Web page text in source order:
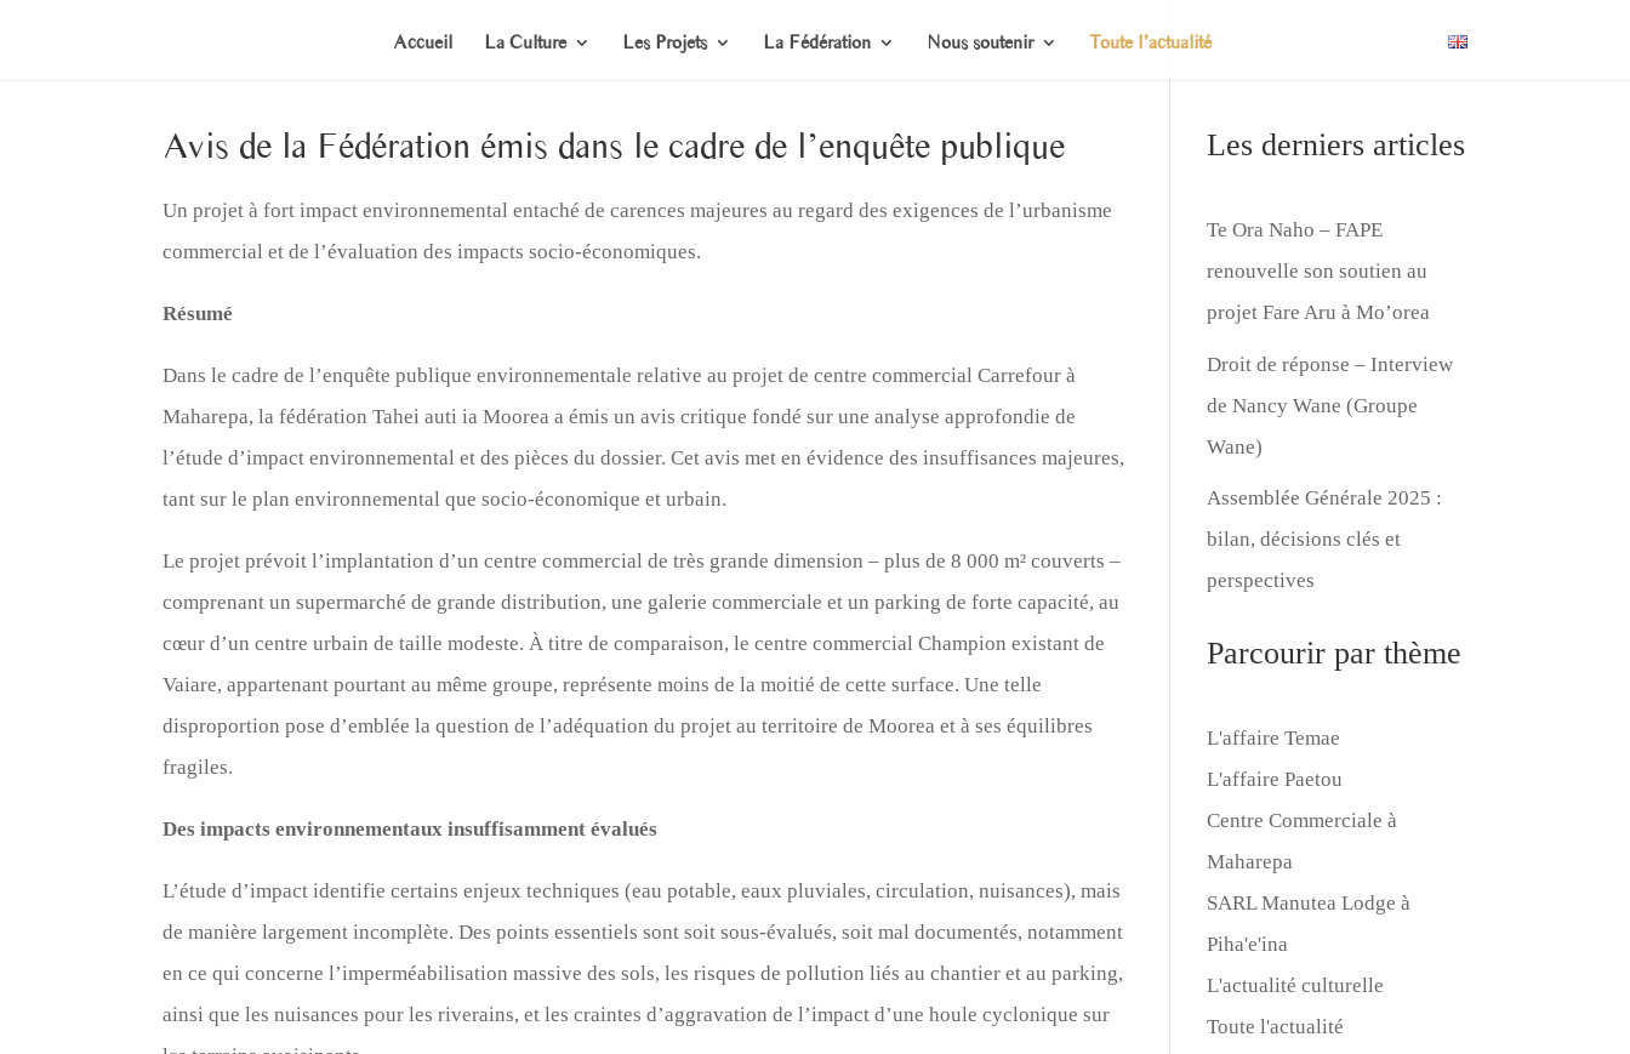
Accueil La Culture Les Projets La Fédération Nous soutenir Toute l’actualité
Avis de la Fédération émis dans le cadre de l’enquête publique
Un projet à fort impact environnemental entaché de carences majeures au regard des exigences de l’urbanisme
commercial et de l’évaluation des impacts socio-économiques.
Résumé
Dans le cadre de l’enquête publique environnementale relative au projet de centre commercial Carrefour à
Maharepa, la fédération Tahei auti ia Moorea a émis un avis critique fondé sur une analyse approfondie de
l’étude d’impact environnemental et des pièces du dossier. Cet avis met en évidence des insuffisances majeures,
tant sur le plan environnemental que socio-économique et urbain.
Le projet prévoit l’implantation d’un centre commercial de très grande dimension – plus de 8 000 m² couverts –
comprenant un supermarché de grande distribution, une galerie commerciale et un parking de forte capacité, au
cœur d’un centre urbain de taille modeste. À titre de comparaison, le centre commercial Champion existant de
Vaiare, appartenant pourtant au même groupe, représente moins de la moitié de cette surface. Une telle
disproportion pose d’emblée la question de l’adéquation du projet au territoire de Moorea et à ses équilibres
fragiles.
Des impacts environnementaux insuffisamment évalués
L’étude d’impact identifie certains enjeux techniques (eau potable, eaux pluviales, circulation, nuisances), mais
de manière largement incomplète. Des points essentiels sont soit sous-évalués, soit mal documentés, notamment
en ce qui concerne l’imperméabilisation massive des sols, les risques de pollution liés au chantier et au parking,
ainsi que les nuisances pour les riverains, et les craintes d’aggravation de l’impact d’une houle cyclonique sur
Les derniers articles
Te Ora Naho – FAPE
renouvelle son soutien au
projet Fare Aru à Mo’orea
Droit de réponse – Interview
de Nancy Wane (Groupe
Wane)
Assemblée Générale 2025 :
bilan, décisions clés et
perspectives
Parcourir par thème
L'affaire Temae
L'affaire Paetou
Centre Commerciale à
Maharepa
SARL Manutea Lodge à
Piha'e'ina
L'actualité culturelle
Toute l'actualité